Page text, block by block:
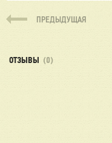
ПРЕДЫДУЩАЯ
ОТЗЫВЫ (0)